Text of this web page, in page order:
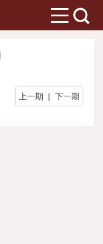
上一期 | 下一期